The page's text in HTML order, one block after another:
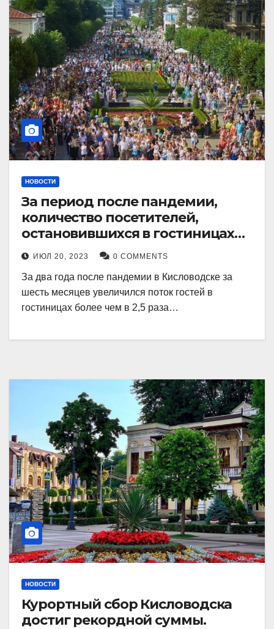
НОВОСТИ
За период после пандемии,
количество посетителей,
остановившихся в гостиницах
Кисловодска, выросло в 2,5 раза.
ИЮЛ 20, 2023 0 COMMENTS
За два года после пандемии в Кисловодске за
шесть месяцев увеличился поток гостей в
гостиницах более чем в 2,5 раза…
НОВОСТИ
Курортный сбор Кисловодска
достиг рекордной суммы.